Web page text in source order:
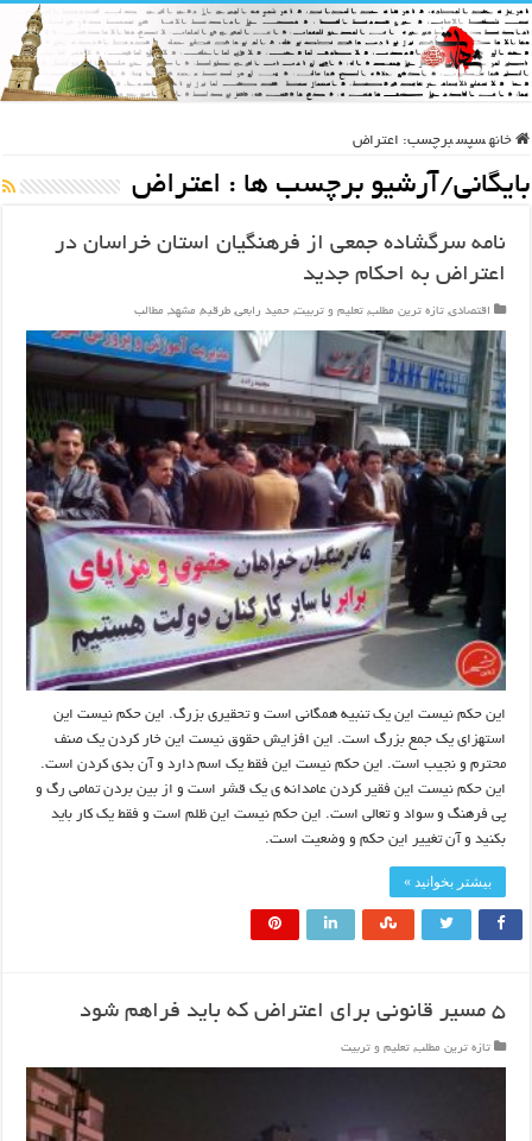
خانه سپس برچسب: اعتراض
بایگانی/آرشیو برچسب ها : اعتراض
نامه سرگشاده جمعی از فرهنگیان استان خراسان در
اعتراض به احکام جدید
اقتصادی, تازه ترین مطلب, تعلیم و تربیت, حمید رابعی, طرقبه, مشهد, مطالب
این حکم نیست این یک تنبیه همگانی است و تحقیری بزرگ. این حکم نیست این
استهزای یک جمع بزرگ است. این افزایش حقوق نیست این خار کردن یک صنف
محترم و نجیب است. این حکم نیست این فقط یک اسم دارد و آن بدی کردن است.
این حکم نیست این فقیر کردن عامدانه­ ی یک قشر است و از بین بردن تمامی رگ و
پی فرهنگ و سواد و تعالی است. این حکم نیست این ظلم است و فقط یک کار باید
بکنید و آن تغییر این حکم و وضعیت است.
بیشتر بخوانید »
۵ مسیر قانونی برای اعتراض که باید فراهم شود
تازه ترین مطلب, تعلیم و تربیت